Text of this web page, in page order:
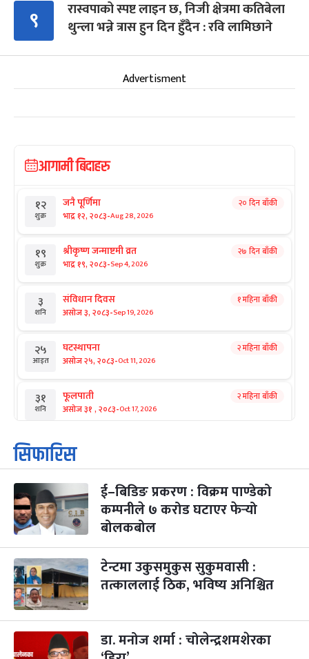
९
रास्वपाको स्पष्ट लाइन छ, निजी क्षेत्रमा कतिबेला
थुन्ला भन्ने त्रास हुन दिन हुँदैन : रवि लामिछाने
Advertisment
आगामी बिदाहरु
१२
शुक्र
जनै पूर्णिमा
भाद्र १२, २०८३-Aug 28, 2026
२० दिन बाँकी
१९
शुक्र
श्रीकृष्ण जन्माष्टमी व्रत
भाद्र १९, २०८३-Sep 4, 2026
२७ दिन बाँकी
३
शनि
संविधान दिवस
असोज ३, २०८३-Sep 19, 2026
१ महिना बाँकी
२५
आइत
घटस्थापना
असोज २५, २०८३-Oct 11, 2026
२ महिना बाँकी
३१
शनि
फूलपाती
असोज ३१ , २०८३-Oct 17, 2026
२ महिना बाँकी
१
आइत
कार्तिक सङ्क्रान्ति
कार्तिक १, २०८३
३
मंगल
महानवमी
कार्तिक ३, २०८३-Oct 20, 2026
२ महिना बाँकी
४
५
बिहि
पापा‌ङ्कुशा एकादशी व्रत
कार्तिक ५, २०८३
२ महिना बाँकी
आइत
कुकुर तिहार
कार्तिक २२, २०८३-Nov 8, 2026
३ महिना बाँकी
सिफारिस
ई–बिडिङ प्रकरण : विक्रम पाण्डेको
कम्पनीले ७ करोड घटाएर फेर्‍यो
बोलकबोल
टेन्टमा उकुसमुकुस सुकुमवासी :
तत्काललाई ठिक, भविष्य अनिश्चित
डा. मनोज शर्मा : चोलेन्द्रशमशेरका